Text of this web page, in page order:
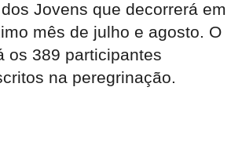
Jovens que decorrerá em
mês de julho e agosto. O
os 389 participantes
na peregrinação.